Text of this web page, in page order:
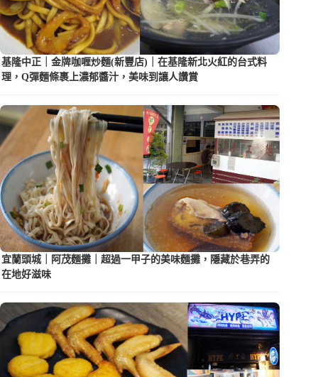
基隆中正｜金牌咖喱炒麵(新豐店)｜在基隆新北火紅的台式料
理，Q彈麵條裹上濃郁醬汁，美味到讓人讚賞
宜蘭頭城｜阿茂麵攤｜超過一甲子的美味麵攤，隱藏於巷弄的
在地好滋味